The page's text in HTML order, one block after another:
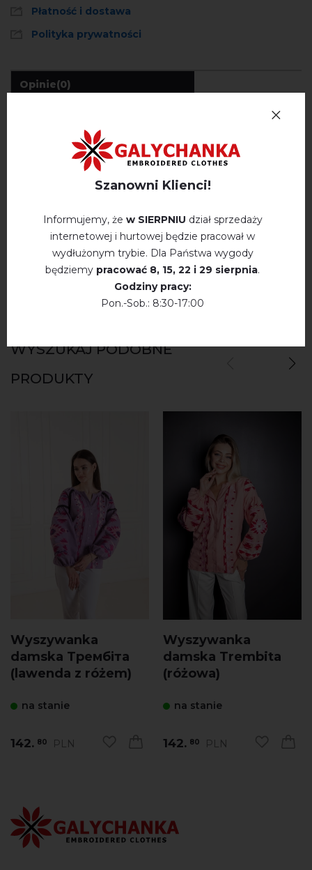
Płatność i dostawa
Polityka prywatności
Opinie(0)
OPINIE O PETALIA (BIAŁA Z CZERWONYM)
napisz opinie Petalia (biała z czerwonym)
WYSZUKAJ PODOBNE
PRODUKTY
Wyszywanka
damska Трембіта
(lawenda z różem)
na stanie
142. 80 PLN
Wyszywanka
damska Trembita
(różowa)
na stanie
142. 80 PLN
Szanowni Klienci!
Informujemy, że w SIERPNIU dział sprzedaży
internetowej i hurtowej będzie pracował w
wydłużonym trybie. Dla Państwa wygody
będziemy pracować 8, 15, 22 і 29 sierpnia.
Godziny pracy:
Pon.-Sob.: 8:30-17:00